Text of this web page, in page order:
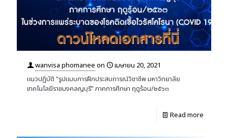
wanvisa phomanee on
เมษายน 20, 2021
แนวปฏิบัติ “รูปแบบการฝึกประสบการณ์วิชาชีพ มหาวิทยาลัย
เทคโนโลยีราชมงคลญบุรี” ภาคการศึกษา ฤดูร้อน/๒๕๖๓
Read more